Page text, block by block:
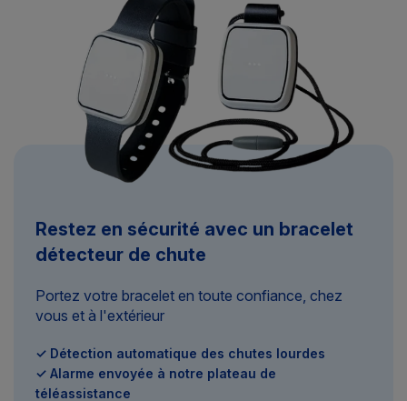
Restez en sécurité avec un bracelet
détecteur de chute
Portez votre bracelet en toute confiance, chez
vous et à l'extérieur
✓ Détection automatique des chutes lourdes
✓ Alarme envoyée à notre plateau de
téléassistance